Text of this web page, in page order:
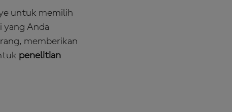
untuk memilih
yang Anda
memberikan
penelitian